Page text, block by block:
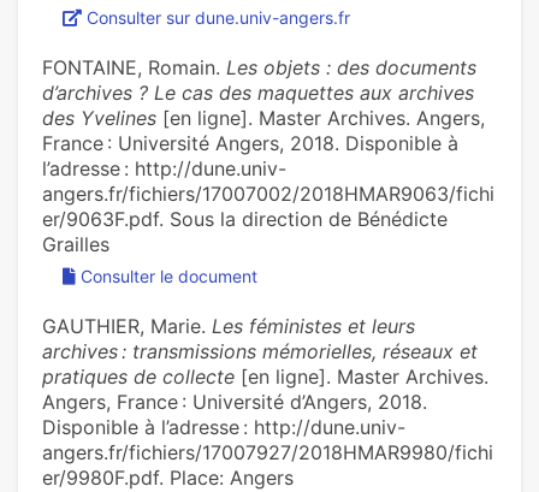
Consulter sur dune.univ-angers.fr
FONTAINE, Romain. Les objets : des documents
d’archives ? Le cas des maquettes aux archives
des Yvelines [en ligne]. Master Archives. Angers,
France : Université Angers, 2018. Disponible à
l’adresse : http://dune.univ-
angers.fr/fichiers/17007002/2018HMAR9063/fichi
er/9063F.pdf. Sous la direction de Bénédicte
Grailles
Consulter le document
GAUTHIER, Marie. Les féministes et leurs
archives : transmissions mémorielles, réseaux et
pratiques de collecte [en ligne]. Master Archives.
Angers, France : Université d’Angers, 2018.
Disponible à l’adresse : http://dune.univ-
angers.fr/fichiers/17007927/2018HMAR9980/fichi
er/9980F.pdf. Place: Angers